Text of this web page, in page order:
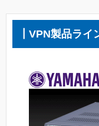
┃VPN製品ライ